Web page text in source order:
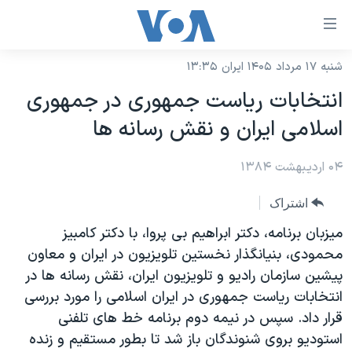
لینکهای
دسترسی
جهش
به
محتوای
اصلی
جهش
صفحه
اصلی
جهش
به
جستجو
نسخه سبک وب‌سایت
موضوع ها
ایران
آمریکا
جهان
ورزشی
گزیده‌ها
ویژه برنامه‌ها
ویدیوها
برنامه های تلویزیونی
جدول برنامه ها
صفحه‌های ویژه
جام جهانی ۲۰۲۶
عملیات خشم حماسی
۲۵۰سالگی آمریکا
بایگانی برنامه‌های تلویزیونی
فرکانس‌های صدای آمریکا
پخش رادیویی
یادگیری زبان انگلیسی
شنبه ۱۷ مرداد ۱۴۰۵ ایران ۱۳:۳۵
انتخابات رياست جمهوری در جمهوری
اسلامی ايران و نقش رسانه ها
۰۴ اردیبهشت ۱۳۸۴
اشتراک
ميزبان برنامه، دکتر ابراهيم بی پروا، با دکتر کامبيز
محمودی، بنيانگذار نخستين تلويزيون در ايران و معاون
پيشين سازمان راديو و تلويزيون ايران، نقش رسانه ها در
انتخابات رياست جمهوری در ايران اسلامی را مورد بررسی
قرار داد. سپس در نيمه دوم برنامه خط های تلفنی
استوديو بروی شنوندگان باز شد تا بطور مستقيم و زنده